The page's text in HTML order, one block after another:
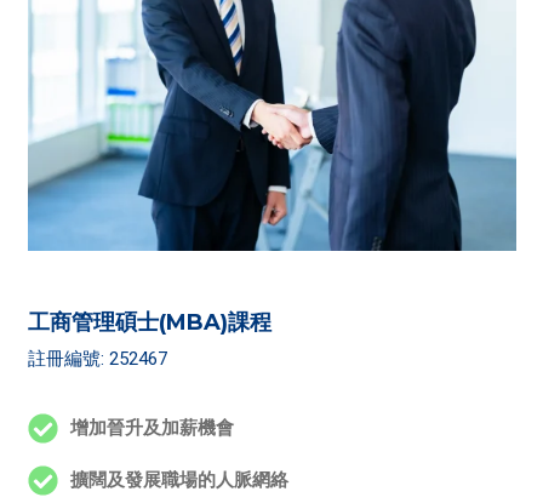
工商管理碩士(MBA)課程
註冊編號: 252467
增加晉升及加薪機會
擴闊及發展職場的人脈網絡